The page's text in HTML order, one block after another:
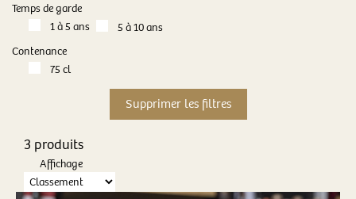
Temps de garde
1 à 5 ans
5 à 10 ans
Contenance
75 cl
3 produits
Affichage